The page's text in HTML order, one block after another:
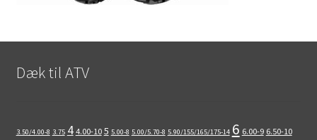
Dæk til ATV
3.50/4.00-8 3.75 4 4.00-10 5 5.00-8 5.00/5.70-8 5.90/155/165/175-14 6 6.00-9 6.50-10